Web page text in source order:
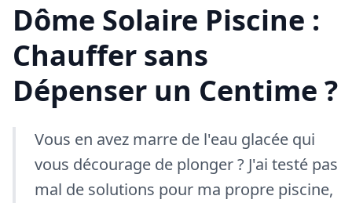
Dôme Solaire Piscine :
Chauffer sans
Dépenser un Centime ?
Vous en avez marre de l'eau glacée qui
vous décourage de plonger ? J'ai testé pas
mal de solutions pour ma propre piscine,